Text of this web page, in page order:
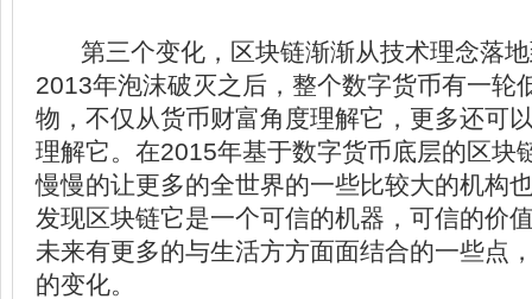
第三个变化，区块链渐渐从技术理念落
2013年泡沫破灭之后，整个数字货币有一轮
物，不仅从货币财富角度理解它，更多还可
理解它。在2015年基于数字货币底层的区块
慢慢的让更多的全世界的一些比较大的机构
发现区块链它是一个可信的机器，可信的价
未来有更多的与生活方方面面结合的一些点
的变化。